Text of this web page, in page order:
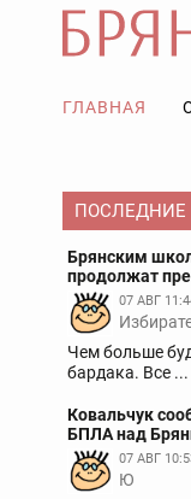
ГЛАВНАЯ
Брянским
продолжат
07 АВГ
Чем больше
бардака. Все ...
Ковальчук
БПЛА над
07 АВГ
Ю